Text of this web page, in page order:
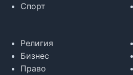
Спорт
Религия
Бизнес
Право